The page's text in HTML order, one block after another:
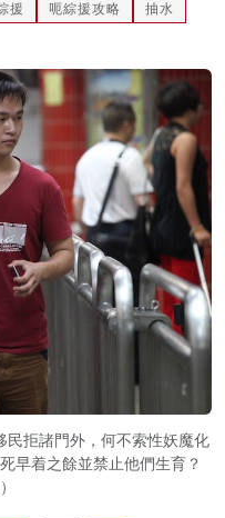
援 呃綜援攻略
抽水
民拒諸門外，何不索性妖魔化
早着之餘並禁止他們生育？